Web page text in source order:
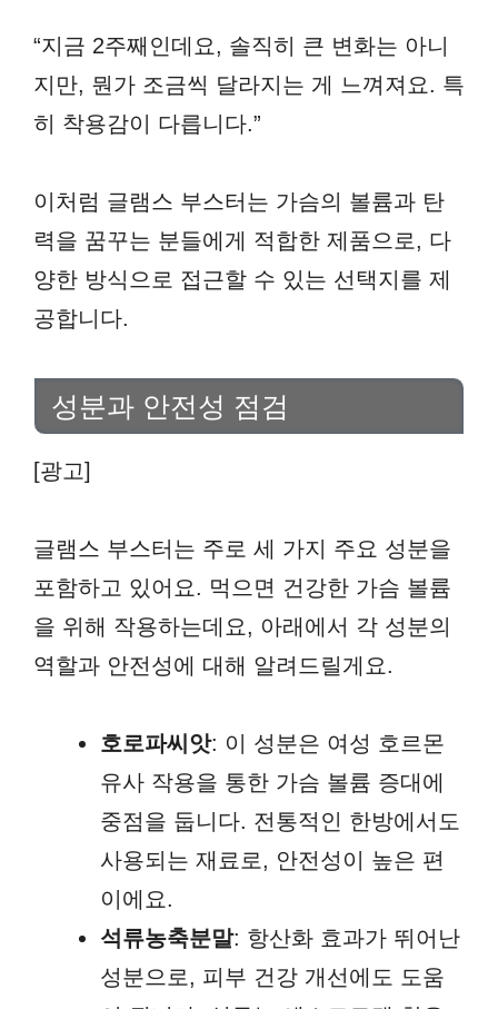
“지금 2주째인데요, 솔직히 큰 변화는 아니
지만, 뭔가 조금씩 달라지는 게 느껴져요. 특
히 착용감이 다릅니다.”
이처럼 글램스 부스터는 가슴의 볼륨과 탄
력을 꿈꾸는 분들에게 적합한 제품으로, 다
양한 방식으로 접근할 수 있는 선택지를 제
공합니다.
성분과 안전성 점검
[광고]
글램스 부스터는 주로 세 가지 주요 성분을
포함하고 있어요. 먹으면 건강한 가슴 볼륨
을 위해 작용하는데요, 아래에서 각 성분의
역할과 안전성에 대해 알려드릴게요.
호로파씨앗: 이 성분은 여성 호르몬
유사 작용을 통한 가슴 볼륨 증대에
중점을 둡니다. 전통적인 한방에서도
사용되는 재료로, 안전성이 높은 편
이에요.
석류농축분말: 항산화 효과가 뛰어난
성분으로, 피부 건강 개선에도 도움